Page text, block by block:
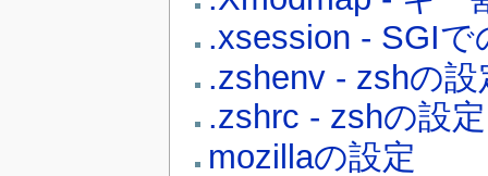
.xsession - SGI
.zshenv - zshの設
.zshrc - zshの設定
mozillaの設定